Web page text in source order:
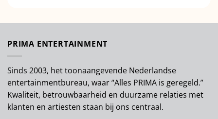
PRIMA ENTERTAINMENT
Sinds 2003, het toonaangevende Nederlandse
entertainmentbureau, waar “Alles PRIMA is geregeld.”
Kwaliteit, betrouwbaarheid en duurzame relaties met
klanten en artiesten staan bij ons centraal.